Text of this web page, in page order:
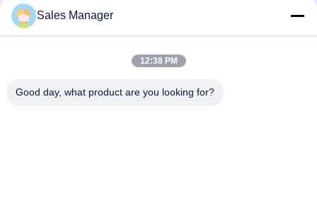
escavatore montato
battipalo
Martello elettrico
Piledriver laterale
Sales Manager
12:38 PM
Good day, what product are you looking for?